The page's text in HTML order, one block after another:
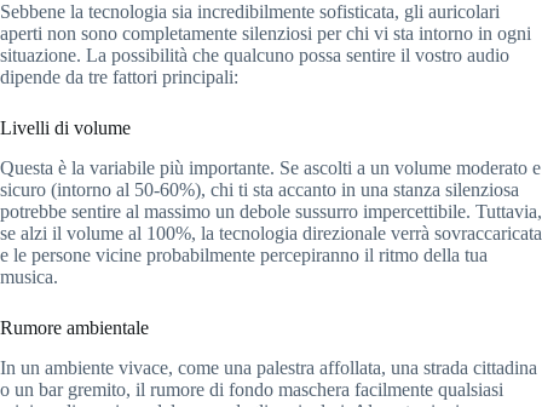
Sebbene la tecnologia sia incredibilmente sofisticata, gli auricolari
aperti non sono completamente silenziosi per chi vi sta intorno in ogni
situazione. La possibilità che qualcuno possa sentire il vostro audio
dipende da tre fattori principali:
Livelli di volume
Questa è la variabile più importante. Se ascolti a un volume moderato e
sicuro (intorno al 50-60%), chi ti sta accanto in una stanza silenziosa
potrebbe sentire al massimo un debole sussurro impercettibile. Tuttavia,
se alzi il volume al 100%, la tecnologia direzionale verrà sovraccaricata
e le persone vicine probabilmente percepiranno il ritmo della tua
musica.
Rumore ambientale
In un ambiente vivace, come una palestra affollata, una strada cittadina
o un bar gremito, il rumore di fondo maschera facilmente qualsiasi